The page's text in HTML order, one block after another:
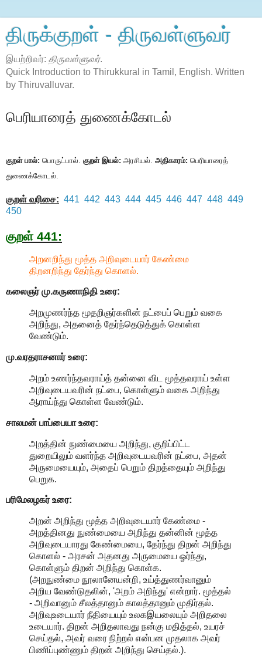
திருக்குறள் - திருவள்ளுவர்
இயற்றிவர்: திருவள்ளுவர்.
Quick Introduction to Thirukkural in Tamil, English. Written
by Thiruvalluvar.
பெரியாரைத் துணைக்கோடல்
குறள் பால்: பொருட்பால். குறள் இயல்: அரசியல். அதிகாரம்: பெரியாரைத்
துணைக்கோடல்.
குறள் வரிசை: 441 442 443 444 445 446 447 448 449
450
குறள் 441:
அறனறிந்து மூத்த அறிவுடையார் கேண்மை
திறனறிந்து தேர்ந்து கொளல்.
கலைஞர் மு.கருணாநிதி உரை:
அறமுணர்ந்த மூதறிஞர்களின் நட்பைப் பெறும் வகை
அறிந்து, அதனைத் தேர்ந்தெடுத்துக் கொள்ள
வேண்டும்.
மு.வரதராசனார்உரை:
அறம் உணர்ந்தவராய்த் தன்னை விட மூத்தவராய் உள்ள
அறிவுடையவரின் நட்பை, கொள்ளும் வகை அறிந்து
ஆராய்ந்து கொள்ள வேண்டும்.
சாலமன் பாப்பையா உரை:
அறத்தின் நுண்மையை அறிந்து, குறிப்பிட்ட
துறையிலும் வளர்ந்த அறிவுடையவரின் நட்பை, அதன்
அருமையையும், அதைப் பெறும் திறத்தையும் அறிந்து
பெறுக.
பரிமேலழகர் உரை:
அறன் அறிந்து மூத்த அறிவுடையார் கேண்மை -
அறத்தினது நுண்மையை அறிந்து தன்னின் மூத்த
அறிவுடையாரது கேண்மையை, தேர்ந்து திறன் அறிந்து
கொளல் - அரசன் அதனது அருமையை ஓர்ந்து,
கொள்ளும் திறன் அறிந்து கொள்க.
(அறநுண்மை நூலானேயன்றி, உய்த்துணர்வானும்
அறிய வேண்டுதலின், 'அறம் அறிந்து' என்றார். மூத்தல்
- அறிவானும் சீலத்தானும் காலத்தானும் முதிர்தல்.
அறிவுஉடையார் நீதியையும் உலகஇயலையும் அறிதலை
உடையார். திறன் அறிதலாவது நன்கு மதித்தல், உயரச்
செய்தல், அவர் வரை நிற்றல் என்பன முதலாக அவர்
பிணிப்புண்ணும் திறன் அறிந்து செய்தல்.).